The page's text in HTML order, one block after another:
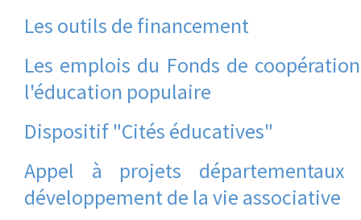
Les outils de financement
Les emplois du Fonds de
l'éducation populaire
Dispositif "Cités éducatives"
Appel à projets
développement de la vie associative